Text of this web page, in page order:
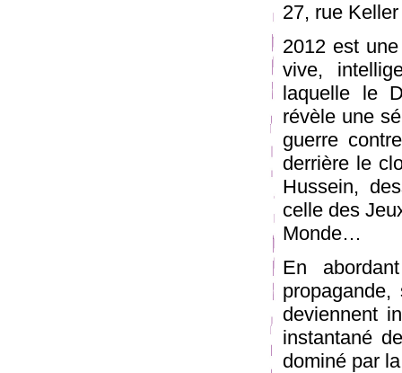
27, rue
2012 est
vive,
laquelle le
révèle une
guerre
derrière le
Hussein,
celle des
Monde…
En
deviennent
instantané
dominé par